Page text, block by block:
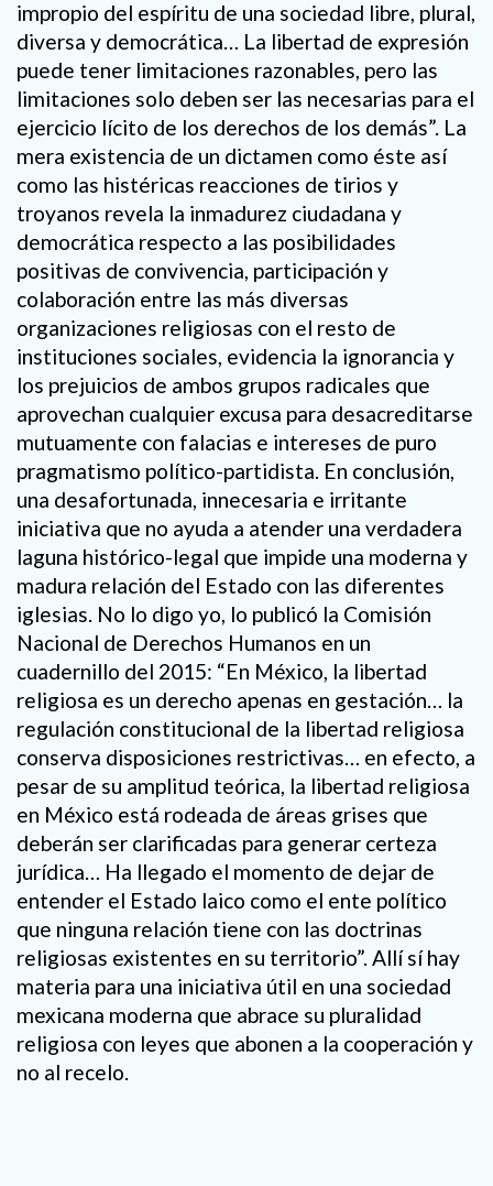
impropio del espíritu de una sociedad libre, plural,
diversa y democrática… La libertad de expresión
puede tener limitaciones razonables, pero las
limitaciones solo deben ser las necesarias para el
ejercicio lícito de los derechos de los demás”. La
mera existencia de un dictamen como éste así
como las histéricas reacciones de tirios y
troyanos revela la inmadurez ciudadana y
democrática respecto a las posibilidades
positivas de convivencia, participación y
colaboración entre las más diversas
organizaciones religiosas con el resto de
instituciones sociales, evidencia la ignorancia y
los prejuicios de ambos grupos radicales que
aprovechan cualquier excusa para desacreditarse
mutuamente con falacias e intereses de puro
pragmatismo político-partidista. En conclusión,
una desafortunada, innecesaria e irritante
iniciativa que no ayuda a atender una verdadera
laguna histórico-legal que impide una moderna y
madura relación del Estado con las diferentes
iglesias. No lo digo yo, lo publicó la Comisión
Nacional de Derechos Humanos en un
cuadernillo del 2015: “En México, la libertad
religiosa es un derecho apenas en gestación… la
regulación constitucional de la libertad religiosa
conserva disposiciones restrictivas… en efecto, a
pesar de su amplitud teórica, la libertad religiosa
en México está rodeada de áreas grises que
deberán ser clarificadas para generar certeza
jurídica… Ha llegado el momento de dejar de
entender el Estado laico como el ente político
que ninguna relación tiene con las doctrinas
religiosas existentes en su territorio”. Allí sí hay
materia para una iniciativa útil en una sociedad
mexicana moderna que abrace su pluralidad
religiosa con leyes que abonen a la cooperación y
no al recelo.